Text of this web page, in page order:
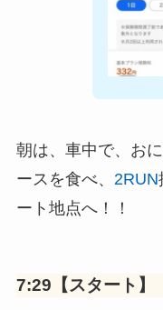
朝は、車中で、お
ースを食べ、 2RUN
ート地点へ！！
7:29【スタート】